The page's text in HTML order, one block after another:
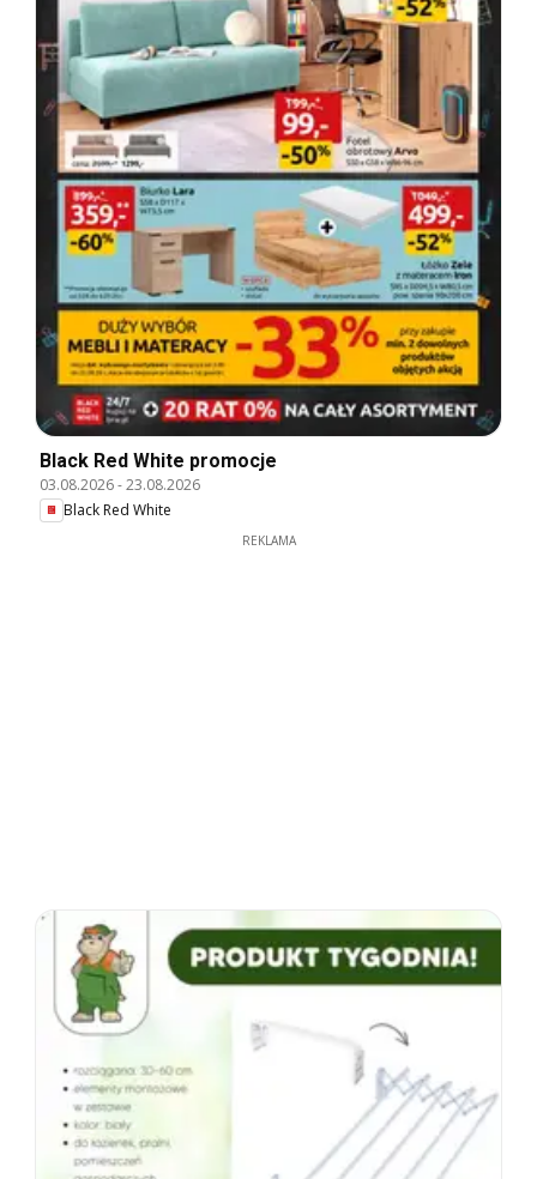
Black Red White promocje
03.08.2026-23.08.2026
Black Red White
REKLAMA